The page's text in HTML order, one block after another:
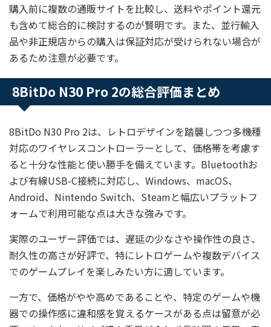
購入前に複数の通販サイトを比較し、送料やポイント還元
も含めて総合的に検討するのが賢明です。また、並行輸入
品や非正規店からの購入は保証対応が受けられない場合が
あるため注意が必要です。
8BitDo N30 Pro 2の総合評価まとめ
8BitDo N30 Pro 2は、レトロデザインを踏襲しつつ多機種
対応のワイヤレスコントローラーとして、価格帯を考慮す
ると十分な性能と使い勝手を備えています。Bluetoothお
よび有線USB-C接続に対応し、Windows、macOS、
Android、Nintendo Switch、Steamと幅広いプラットフ
ォームで利用可能な点は大きな強みです。
実際のユーザー評価では、遅延の少なさや操作性の良さ、
耐久性の高さが好評で、特にレトロゲームや複数デバイス
でのゲームプレイを楽しみたい方に適しています。
一方で、価格がやや高めであることや、特定のゲームや機
器での操作感に違和感を覚えるケースがある点は留意が必